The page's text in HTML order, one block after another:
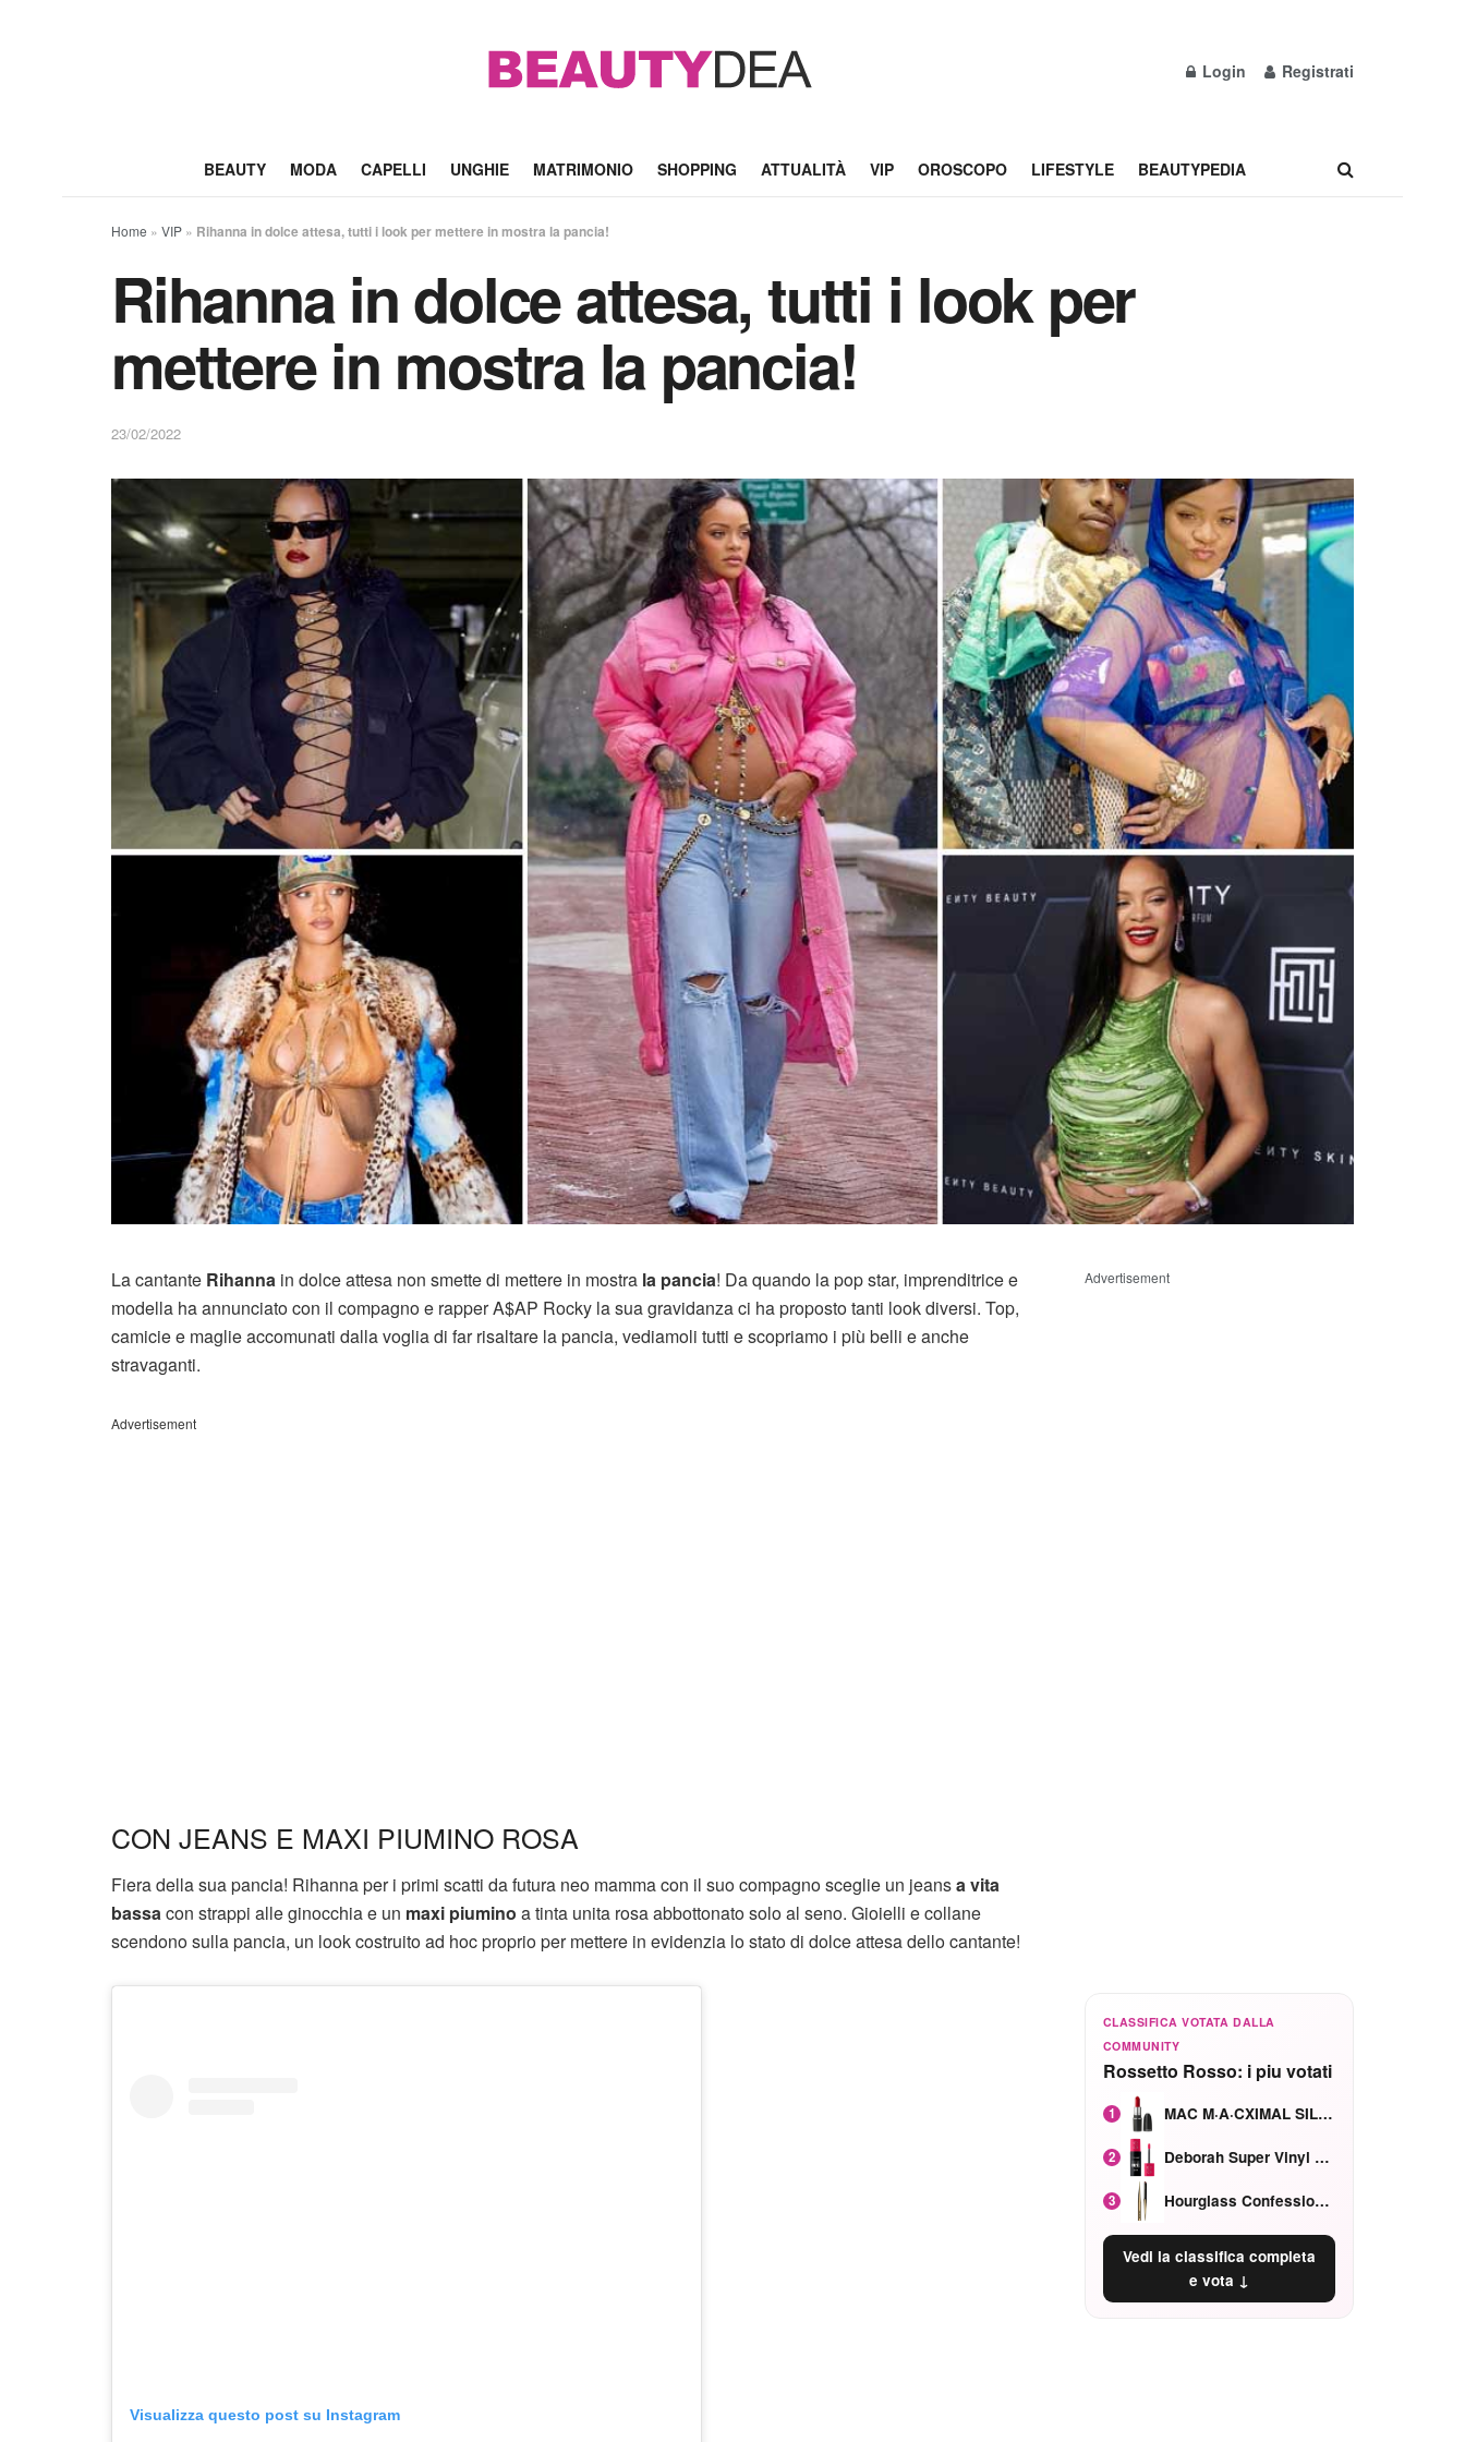
Login Registrati
BEAUTY MODA CAPELLI UNGHIE MATRIMONIO SHOPPING ATTUALITÀ VIP OROSCOPO LIFESTYLE BEAUTYPEDIA
Home » VIP » Rihanna in dolce attesa, tutti i look per mettere in mostra la pancia!
Rihanna in dolce attesa, tutti i look per
mettere in mostra la pancia!
23/02/2022
La cantante Rihanna in dolce attesa non smette di mettere in mostra la pancia! Da quando la pop star, imprenditrice e
modella ha annunciato con il compagno e rapper A$AP Rocky la sua gravidanza ci ha proposto tanti look diversi. Top,
camicie e maglie accomunati dalla voglia di far risaltare la pancia, vediamoli tutti e scopriamo i più belli e anche
stravaganti.
Advertisement
CON JEANS E MAXI PIUMINO ROSA
Fiera della sua pancia! Rihanna per i primi scatti da futura neo mamma con il suo compagno sceglie un jeansa vita
bassacon strappi alle ginocchia e un maxi piumino a tinta unita rosa abbottonato solo al seno. Gioielli e collane
scendono sulla pancia, un look costruito ad hoc proprio per mettere in evidenzia lo stato di dolce attesa dello cantante!
Visualizza questo post su Instagram
Advertisement
CLASSIFICA VOTATA DALLA
COMMUNITY
Rossetto Rosso: i piu votati
1 MAC M·A·CXIMAL SILKY MATTE Red Rock mat
2 Deborah Super Vinyl Shake Rosa Ciliegia
3 Hourglass Confession Ricaricabile Ultra Preciso Ad Alta Intensità Secretly Classic Red
Vedi la classifica completa
e vota ↓